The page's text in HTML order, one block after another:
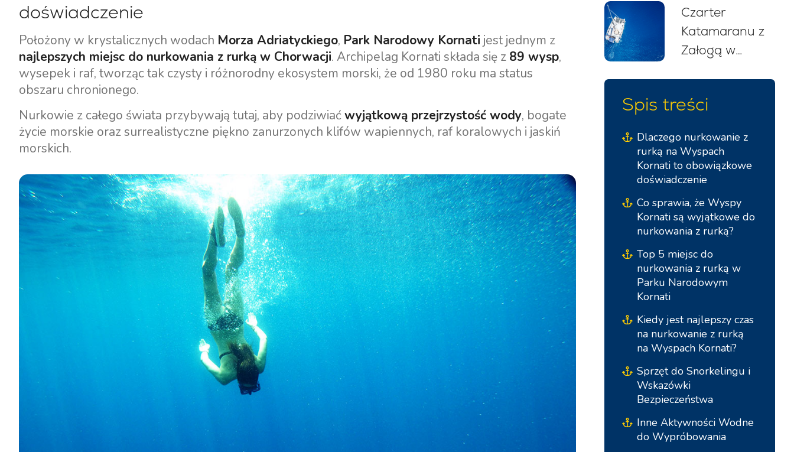
doświadczenie
Położony w krystalicznych wodach Morza Adriatyckiego, Park Narodowy Kornati jest jednym z
najlepszych miejsc do nurkowania z rurką w Chorwacji. Archipelag Kornati składa się z 89 wysp,
wysepek i raf, tworząc tak czysty i różnorodny ekosystem morski, że od 1980 roku ma status
obszaru chronionego.
Nurkowie z całego świata przybywają tutaj, aby podziwiać wyjątkową przejrzystość wody, bogate
życie morskie oraz surrealistyczne piękno zanurzonych klifów wapiennych, raf koralowych i jaskiń
morskich.
trasy i porady
dla
początkujących
Czarter
Katamaranu z
Załogą w
Bezstresowa
Ucieczka
Spis treści
Dlaczego nurkowanie z
rurką na Wyspach
Kornati to obowiązkowe
doświadczenie
Co sprawia, że Wyspy
Kornati są wyjątkowe do
nurkowania z rurką?
Top 5 miejsc do
nurkowania z rurką w
Parku Narodowym
Kornati
Kiedy jest najlepszy czas
na nurkowanie z rurką
na Wyspach Kornati?
Sprzęt do Snorkelingu i
Wskazówki
Bezpieczeństwa
Inne Aktywności Wodne
do Wypróbowania
Nasza Flota Usługi Centralne Bazy